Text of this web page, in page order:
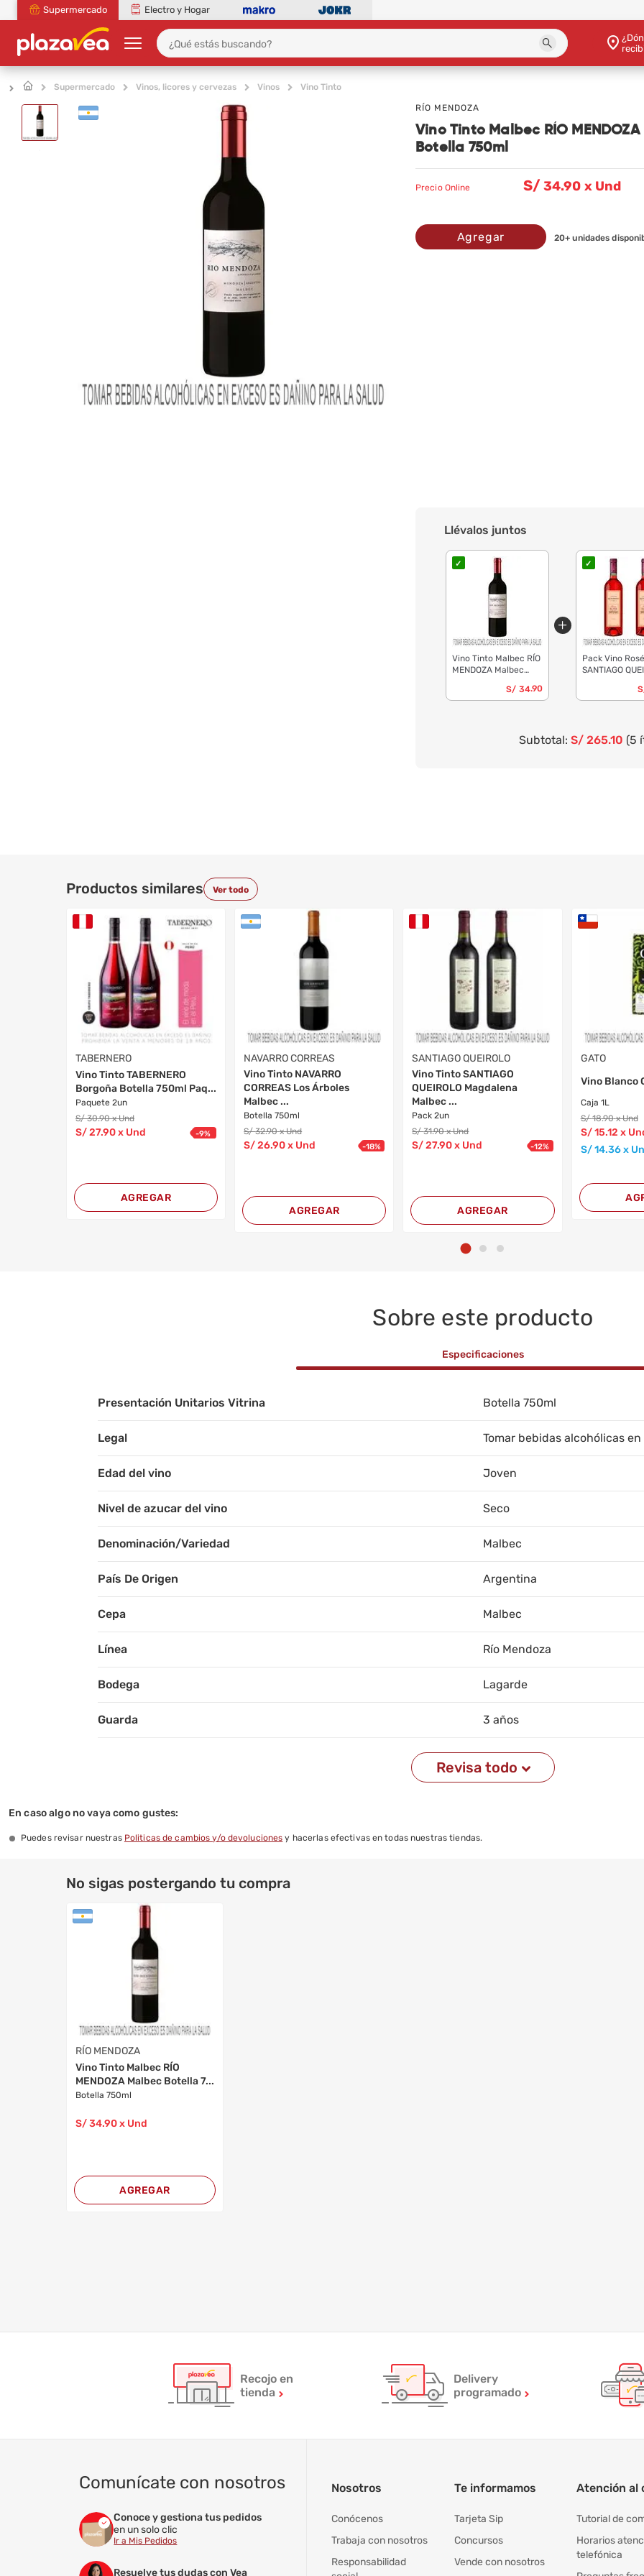
Supermercado Electro y Hogar
Supermercado Vinos, licores y cervezas Vinos Vino Tinto
RÍO MENDOZA
Vino Tinto Malbec RÍO
Botella 750ml
Precio Online S/34.90 x Und
Agregar 20+ unidades
Llévalos juntos
✓
Vino Tinto Malbec RÍO
MENDOZA Malbec
S/ 34.90
✓
Pack Vino Rosé
SANTIAGO
Subtotal:S/265.10 (5
Productos similares Ver todo
TABERNERO
Vino Tinto TABERNERO
Borgoña Botella 750ml Paq...
Paquete 2un
S/30.90 x Und
S/27.90x Und -9%
AGREGAR
NAVARRO CORREAS
Vino Tinto NAVARRO
CORREAS Los Árboles
Malbec ...
Botella 750ml
S/32.90 x Und
S/26.90x Und -18%
AGREGAR
SANTIAGO QUEIROLO
Vino Tinto SANTIAGO
QUEIROLO Magdalena
Malbec ...
Pack 2un
S/31.90 x Und
S/27.90 x Und -12%
AGREGAR
GATO
Vino Blanco
Caja 1L
S/18.90 x Und
S/15.12 x
S/14.36x
Sobre este producto
Especificaciones
Presentación Unitarios Vitrina Botella 750ml
Legal Tomar bebidas alcohólicas
Edad del vino Joven
Nivel de azucar del vino Seco
Denominación/Variedad Malbec
País De Origen Argentina
Cepa Malbec
Línea Río Mendoza
Bodega Lagarde
Guarda 3 años
750Ml
Temperatura De Almacenamiento
Revisa todo
En caso algo no vaya como gustes:
Puedes revisar nuestras Politicas de cambios y/o devoluciones y hacerlas efectivas en todas nuestras tiendas.
No sigas postergando tu compra
RÍO MENDOZA
Vino Tinto Malbec RÍO
MENDOZA Malbec Botella 7...
Botella 750ml
S/34.90x Und
AGREGAR
Recojo en
tienda
Delivery
programado
Comunícate con nosotros
Conoce y gestiona tus pedidos
en un solo clic
Ir a Mis Pedidos
Resuelve tus dudas con Vea
Nosotros
Conócenos
Trabaja con nosotros
Responsabilidad
Te informamos
Tarjeta Sip
Concursos
Vende con nosotros
Atención al
Tutorial de
Horarios
telefónica